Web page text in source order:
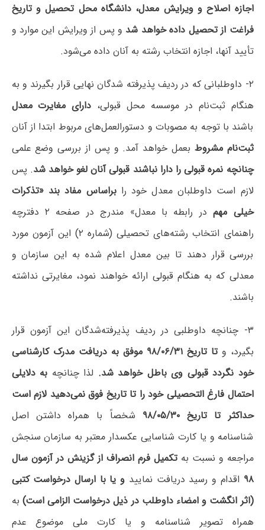
اجازه اصلاح و ویرایش معدل، دانشگاه محل تحصیل و تاریخ
فراغت از تحصیل داده خواهد شد و پس از ویرایش این موارد و
تأیید آنها، اجازه انتخاب رشته به آنان داده می‌شود.
۲- داوطلبانی که در ردیف پذیرفته شدگان نهایی قرار بگیرند و به
هنگام ثبت‌نام در موسسه محل قبولی، دارای مغایرت معدل
باشند با توجه به مصوبات و دستورالعمل‌های مربوط ابتدا از آنان
ثبت‌نام مشروط بعمل خواهد آمد. و پس از بررسی وضع علمی
چنانچه نمره قبولی را دارا نباشند قبولی آنان لغو خواهد شد. پس
لازم است داوطلبان معدل خود رابراساس مفاد بند «تذکرات
خیلی مهم
در رابطه با معدل» مندرج در صفحه ۲ دفترچه
راهنمای انتخاب رشته‌های تحصیلی (شماره ۲) این آزمون مورد
بررسی قرار دهند تا بین معدل اعلام شده به این سازمان و
معدلی که به هنگام قبولی ارائه خواهند نمود، مغایرتی نداشته
باشند.
۳- چنانچه داوطلبی در ردیف پذیرفته‌شدگان این آزمون قرار
بگیرد، و
تا تاریخ ۹۸/۰۶/۳۱ موفق به دریافت مدرک کارشناسی
خود نگردد قبولی وی باطل خواهد شد. لذا چنانچه به دلایلی
احتمال فارغ التحصیلی خود را تا تاریخ فوق نمی‌دهید لازم است
حداکثر تا تاریخ ۹۸/۰۵/۳۰
شخصاً با همراه داشتن اصل
شناسنامه و یا کارت شناسایی عکسدار معتبر به سازمان سنجش
مراجعه و نسبت بهتکمیل فرم انصراف از گزینش در آزمون سال
۹۸ اقدام و رسید دریافت نمایید و یا با ارسال درخواست کتبی
(اثر انگشت و امضاء داوطلب در ذیل درخواست الزامی است) به
همراه تصویر شناسنامه و یا کارت ملی موضوع عدم